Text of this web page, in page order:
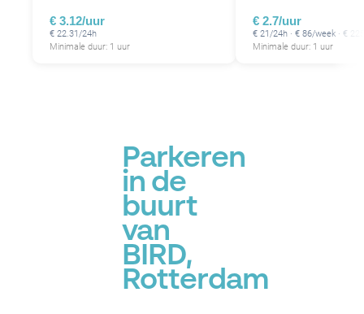
€ 3.12/uur
€ 22.31/24h
Minimale duur: 1 uur
€ 2.7/uur
€ 21/24h · € 86/week · €
Minimale duur: 1 uur
Parkeren
in de
buurt
van
BIRD,
Rotterdam